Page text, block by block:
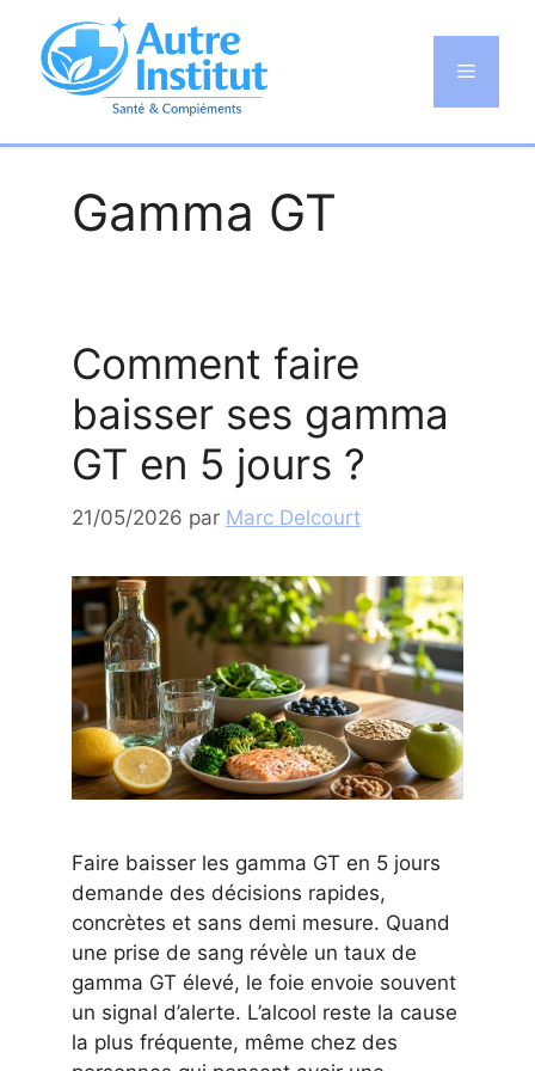
contenu
Menu
Gamma GT
Comment faire
baisser ses gamma
GT en 5 jours ?
21/05/2026 par Marc Delcourt
Faire baisser les gamma GT en 5 jours
demande des décisions rapides,
concrètes et sans demi mesure. Quand
une prise de sang révèle un taux de
gamma GT élevé, le foie envoie souvent
un signal d’alerte. L’alcool reste la cause
la plus fréquente, même chez des